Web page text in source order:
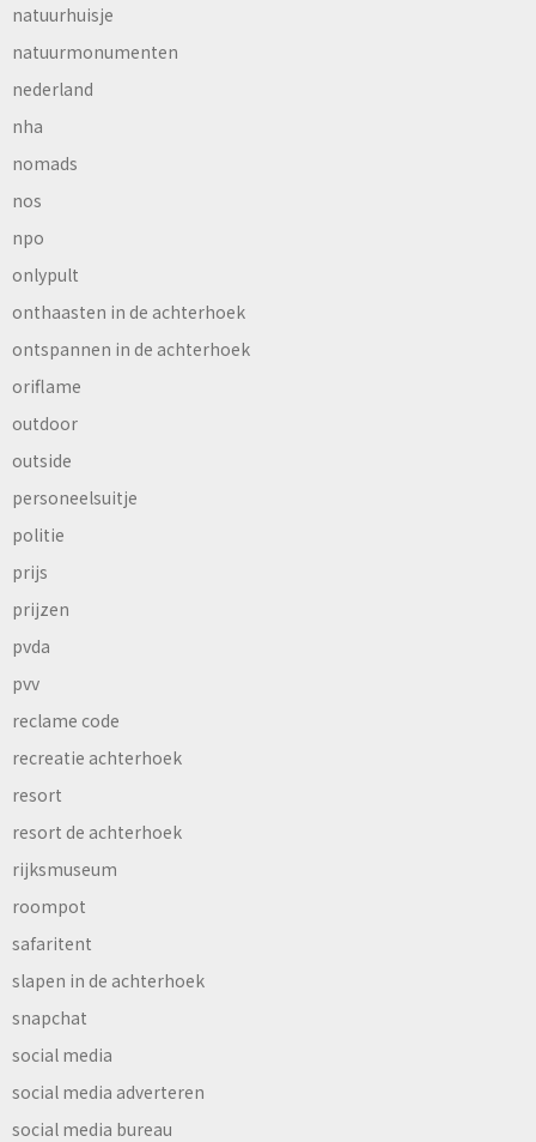
natuurhuisje
natuurmonumenten
nederland
nha
nomads
nos
npo
onlypult
onthaasten in de achterhoek
ontspannen in de achterhoek
oriflame
outdoor
outside
personeelsuitje
politie
prijs
prijzen
pvda
pvv
reclame code
recreatie achterhoek
resort
resort de achterhoek
rijksmuseum
roompot
safaritent
slapen in de achterhoek
snapchat
social media
social media adverteren
social media bureau